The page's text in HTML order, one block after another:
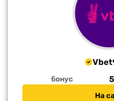
Vbet
бонус
На